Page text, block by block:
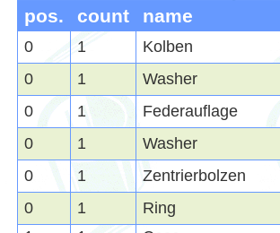
pos. count name
0 1 Kolben
0
1 Washer
0
1 Federauflage
0
1 Washer
0
1 Zentrierbolzen
0
1 Ring